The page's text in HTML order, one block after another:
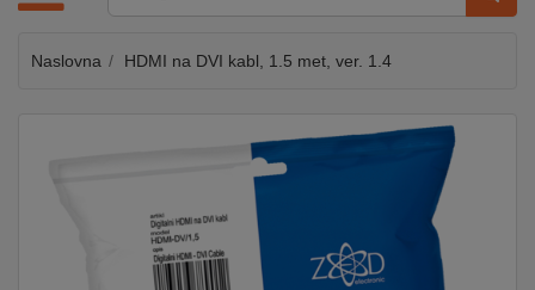
MOBILNI
Naslovna HDMI na DVI kabl, 1.5 met, ver. 1.4